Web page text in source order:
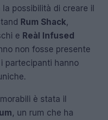
possibilità di creare il
Rum Shack,
e Reàl Infused
non fosse presente
partecipanti hanno
è stata il
, un rum che ha